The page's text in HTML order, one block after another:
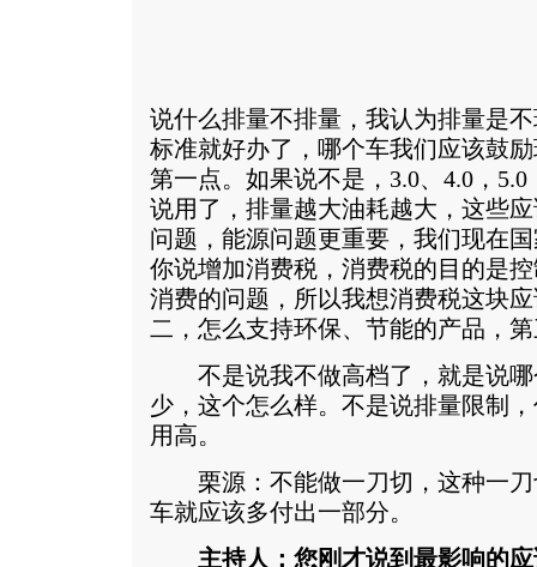
说什么排量不排量，我认为排量是
标准就好办了，哪个车我们应该鼓
第一点。如果说不是，3.0、4.0，
说用了，排量越大油耗越大，这些
问题，能源问题更重要，我们现在
你说增加消费税，消费税的目的是
消费的问题，所以我想消费税这块
二，怎么支持环保、节能的产品，
不是说我不做高档了，就是说哪
少，这个怎么样。不是说排量限制
用高。
栗源：不能做一刀切，这种一刀
车就应该多付出一部分。
主持人：您刚才说到最影响的